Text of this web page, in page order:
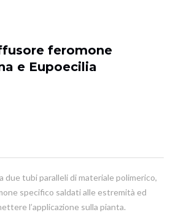
feromone
e Eupoecilia
due tubi paralleli di materiale polimerico,
specifico saldati alle estremità ed
l’applicazione sulla pianta.